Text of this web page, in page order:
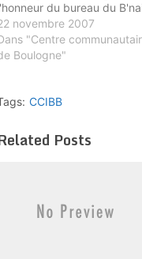
du bureau du
de Sofia et des
de
peintres juifs bulgares.
enfants). Veuillez
novembre 2007
"Centre
Boulogne"
CCIBB
Posts